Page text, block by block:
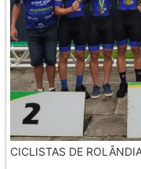
CICLISTAS DE